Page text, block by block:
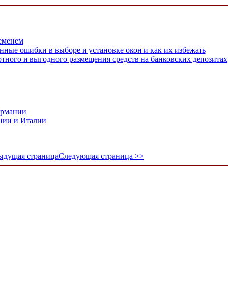
ошибки в выборе и установке окон и как их избежать
и выгодного размещения средств на банковских депозитах
и Италии
страницаСледующая страница >>